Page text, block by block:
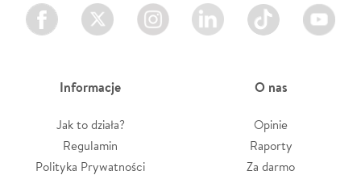
Facebook Twitter Instagram LinkedIn TikTok Youtube
Informacje
Jak to działa?
Regulamin
Polityka Prywatności
O nas
Opinie
Raporty
Za darmo